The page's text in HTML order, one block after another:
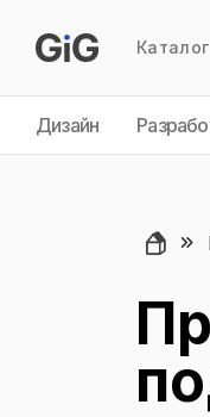
Каталог
Дизайн